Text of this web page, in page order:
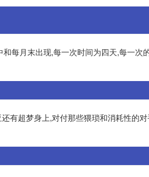
每月末出现,每一次时间为四天,每一次
有超梦身上,对付那些猥琐和消耗性的